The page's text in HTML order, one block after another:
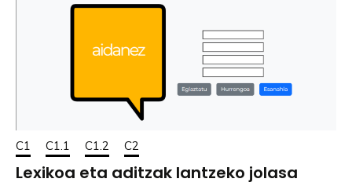
C1 C1.1 C1.2 C2
Lexikoa eta aditzak lantzeko jolasa